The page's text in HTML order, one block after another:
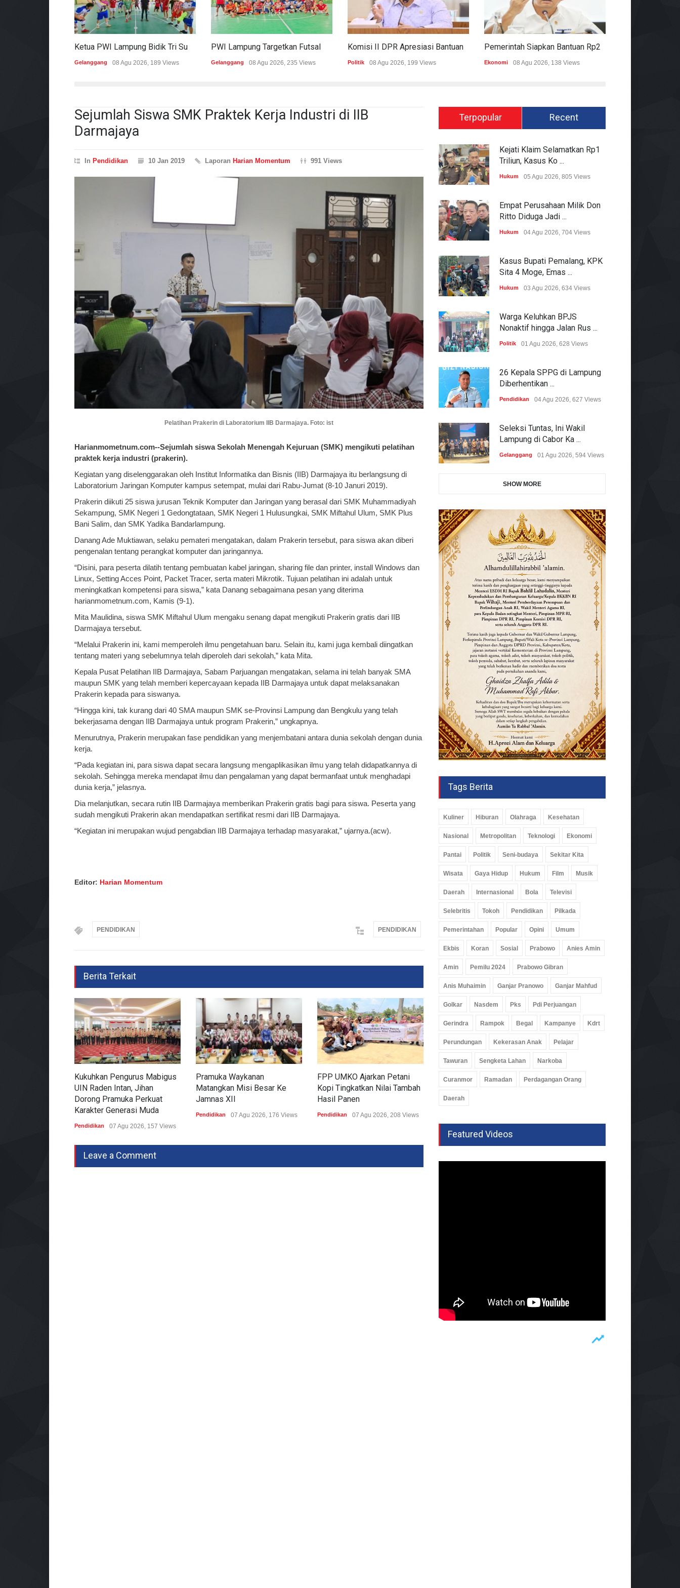
Gelanggang 08 Agu 2026, 189 Views Gelanggang 08 Agu 2026, 235 Views Politik 08 Agu 2026, 199 Views Ekonomi 08 Agu 2026, 138 Views
Sejumlah Siswa SMK Praktek Kerja Industri di IIB
Darmajaya
In Pendidikan 10 Jan 2019 Laporan Harian Momentum 991 Views
Pelatihan Prakerin di Laboratorium IIB Darmajaya. Foto: ist
Harianmometnum.com--Sejumlah siswa Sekolah Menengah Kejuruan (SMK) mengikuti pelatihan
praktek kerja industri (prakerin).
Kegiatan yang diselenggarakan oleh Institut Informatika dan Bisnis (IIB) Darmajaya itu berlangsung di
Laboratorium Jaringan Komputer kampus setempat, mulai dari Rabu-Jumat (8-10 Januri 2019).
Prakerin diikuti 25 siswa jurusan Teknik Komputer dan Jaringan yang berasal dari SMK Muhammadiyah
Sekampung, SMK Negeri 1 Gedongtataan, SMK Negeri 1 Hulusungkai, SMK Miftahul Ulum, SMK Plus
Bani Salim, dan SMK Yadika Bandarlampung.
Danang Ade Muktiawan, selaku pemateri mengatakan, dalam Prakerin tersebut, para siswa akan diberi
pengenalan tentang perangkat komputer dan jaringannya.
“Disini, para peserta dilatih tentang pembuatan kabel jaringan, sharing file dan printer, install Windows dan
Linux, Setting Acces Point, Packet Tracer, serta materi Mikrotik. Tujuan pelatihan ini adalah untuk
meningkatkan kompetensi para siswa,” kata Danang sebagaimana pesan yang diterima
harianmometnum.com, Kamis (9-1).
Mita Maulidina, siswa SMK Miftahul Ulum mengaku senang dapat mengikuti Prakerin gratis dari IIB
Darmajaya tersebut.
“Melalui Prakerin ini, kami memperoleh ilmu pengetahuan baru. Selain itu, kami juga kembali diingatkan
tentang materi yang sebelumnya telah diperoleh dari sekolah,” kata Mita.
Kepala Pusat Pelatihan IIB Darmajaya, Sabam Parjuangan mengatakan, selama ini telah banyak SMA
maupun SMK yang telah memberi kepercayaan kepada IIB Darmajaya untuk dapat melaksanakan
Prakerin kepada para siswanya.
“Hingga kini, tak kurang dari 40 SMA maupun SMK se-Provinsi Lampung dan Bengkulu yang telah
bekerjasama dengan IIB Darmajaya untuk program Prakerin,” ungkapnya.
Menurutnya, Prakerin merupakan fase pendidikan yang menjembatani antara dunia sekolah dengan dunia
kerja.
“Pada kegiatan ini, para siswa dapat secara langsung mengaplikasikan ilmu yang telah didapatkannya di
sekolah. Sehingga mereka mendapat ilmu dan pengalaman yang dapat bermanfaat untuk menghadapi
dunia kerja,” jelasnya.
Dia melanjutkan, secara rutin IIB Darmajaya memberikan Prakerin gratis bagi para siswa. Peserta yang
sudah mengikuti Prakerin akan mendapatkan sertifikat resmi dari IIB Darmajaya.
“Kegiatan ini merupakan wujud pengabdian IIB Darmajaya terhadap masyarakat,” ujarnya.(acw).
Editor: Harian Momentum
PENDIDIKAN PENDIDIKAN
Berita Terkait
Kukuhkan Pengurus Mabigus
UIN Raden Intan, Jihan
Dorong Pramuka Perkuat
Karakter Generasi Muda
Pendidikan 07 Agu 2026, 157 Views
Pramuka Waykanan
Matangkan Misi Besar Ke
Jamnas XII
Pendidikan 07 Agu 2026, 176 Views
FPP UMKO Ajarkan Petani
Kopi Tingkatkan Nilai Tambah
Hasil Panen
Pendidikan 07 Agu 2026, 208 Views
Tingkat Literasi Keuangan,
Simpanan Pelajar
Leave a Comment
Terpopular Recent
Kejati Klaim Selamatkan Rp1
Triliun, Kasus Ko ...
Hukum 05 Agu 2026, 805 Views
Empat Perusahaan Milik Don
Ritto Diduga Jadi ...
Hukum 04 Agu 2026, 704 Views
Kasus Bupati Pemalang, KPK
Sita 4 Moge, Emas ...
Hukum 03 Agu 2026, 634 Views
Warga Keluhkan BPJS
Nonaktif hingga Jalan Rus ...
Politik 01 Agu 2026, 628 Views
26 Kepala SPPG di Lampung
Diberhentikan ...
Pendidikan 04 Agu 2026, 627 Views
Seleksi Tuntas, Ini Wakil
Lampung di Cabor Ka ...
Gelanggang 01 Agu 2026, 594 Views
SHOW MORE
Tags Berita
Kuliner Hiburan Olahraga Kesehatan
Nasional Metropolitan Teknologi Ekonomi
Pantai Politik Seni-budaya Sekitar Kita
Wisata Gaya Hidup Hukum Film Musik
Daerah Internasional Bola Televisi
Selebritis Tokoh Pendidikan Pilkada
Pemerintahan Popular Opini Umum
Ekbis Koran Sosial Prabowo Anies Amin
Amin Pemilu 2024 Prabowo Gibran
Anis Muhaimin Ganjar Pranowo Ganjar Mahfud
Golkar Nasdem Pks Pdi Perjuangan
Gerindra Rampok Begal Kampanye Kdrt
Perundungan Kekerasan Anak Pelajar
Tawuran Sengketa Lahan Narkoba
Curanmor Ramadan Perdagangan Orang
Daerah
Featured Videos